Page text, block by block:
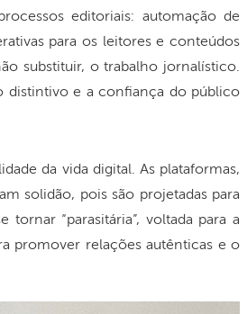
editoriais: automação de
para os leitores e conteúdos
substituir, o trabalho jornalístico.
distintivo e a confiança do público
da vida digital. As plataformas,
solidão, pois são projetadas para
“parasitária”, voltada para a
promover relações autênticas e o